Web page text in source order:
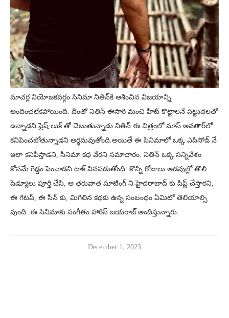
మాచర్ల నియోజకవర్గం సినిమా నితిన్‌కి ఆశించిన విజయాన్ని
అందించలేకపోయింది. దీంతో నితిన్ ఈసారి మంచి హిట్ కొట్టాలనే పట్టుదలతో
ఉన్నాడని ఫ్రెష్ లుక్ తో చెబుతున్నాడు.నితిన్ ఈ చిత్రంలో మాస్ అవతార్‌లో
కనిపించబోతున్నాడని అర్థమవుతోంది.అయితే ఈ సినిమాలో ఒక్క ఎపిసోడ్ నే
ఇలా కనిపిస్తాడని, సినిమా కథ వేరని సమాచారం. నితిన్‌ ఒక్క సన్నివేశం
కోసమే గెడ్డం పెంచాడని టాక్ వినపడుతోంది. కొన్ని రోజులు అడవుల్లో తొలి
షెడ్యూలు పూర్తి చేసి, ఆ తరువాత షూటింగ్ ని హైదరాబాద్ కు షిప్ట్ చేస్తారని,
ఈ గెటప్, ఈ సీన్ కు, మిగిలిన కథకు ఉన్న సంబంధం ఏమిటో తెలియాల్సి
వుంది. ఈ సినిమాకు సంగీతం హారిస్ జ‌యరాజ్ అందిస్తున్నారు.
December 1, 2023